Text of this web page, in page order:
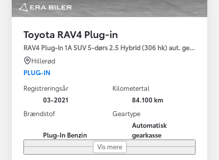
Toyota RAV4 Plug-in
RAV4 Plug-in 1A SUV 5-dørs 2.5 Hybrid (306 hk) aut. gear
Hillerød
PLUG-IN
Registreringsår
03-2021
Kilometertal
84.100 km
Brændstof
Plug-In Benzin
Geartype
Automatisk
gearkasse
Vis mere